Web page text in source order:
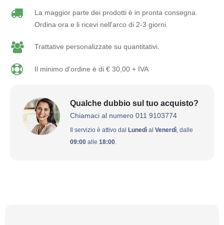
La maggior parte dei prodotti è in pronta consegna.
Ordina ora e li ricevi nell'arco di 2-3 giorni.
Trattative personalizzate su quantitativi.
Il minimo d'ordine è di € 30,00 + IVA
Qualche dubbio sul tuo acquisto?
Chiamaci al numero 011 9103774
Il servizio è attivo dal Lunedì al Venerdì, dalle
09:00 alle 18:00.